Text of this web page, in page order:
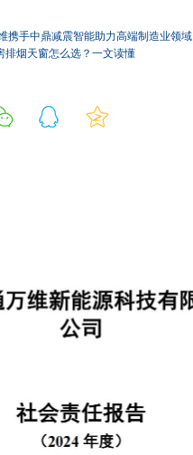
携手中鼎减震智能助力高端制造业领域
排烟天窗怎么选？一文读懂